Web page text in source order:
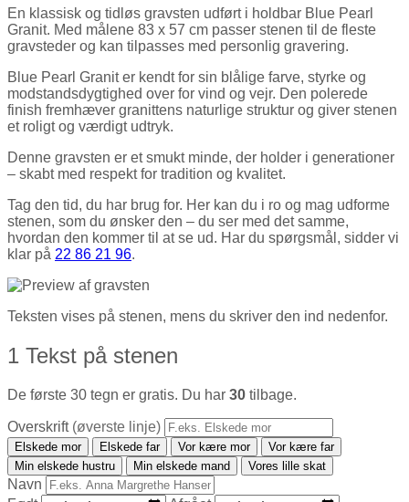
En klassisk og tidløs gravsten udført i holdbar Blue Pearl
Granit. Med målene 83 x 57 cm passer stenen til de fleste
gravsteder og kan tilpasses med personlig gravering.
Blue Pearl Granit er kendt for sin blålige farve, styrke og
modstandsdygtighed over for vind og vejr. Den polerede
finish fremhæver granittens naturlige struktur og giver stenen
et roligt og værdigt udtryk.
Denne gravsten er et smukt minde, der holder i generationer
– skabt med respekt for tradition og kvalitet.
Tag den tid, du har brug for. Her kan du i ro og mag udforme
stenen, som du ønsker den – du ser med det samme,
hvordan den kommer til at se ud. Har du spørgsmål, sidder vi
klar på 22 86 21 96.
Teksten vises på stenen, mens du skriver den ind nedenfor.
1 Tekst på stenen
De første 30 tegn er gratis. Du har 30 tilbage.
Overskrift (øverste linje)
Elskede mor Elskede far Vor kære mor
Vor kære far
Min elskede hustru
Min elskede mand Vores lille skat
Navn